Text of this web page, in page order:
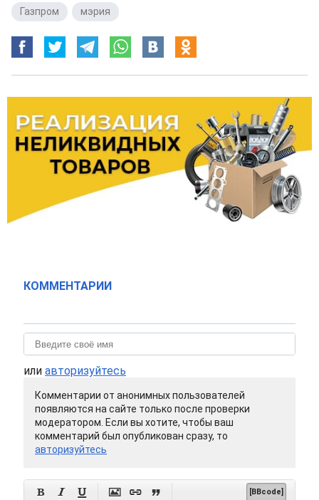
Газпром
мэрия
КОММЕНТАРИИ
или авторизуйтесь
Комментарии от анонимных пользователей
появляются на сайте только после проверки
модератором. Если вы хотите, чтобы ваш
комментарий был опубликован сразу, то
авторизуйтесь
      [BBcode]